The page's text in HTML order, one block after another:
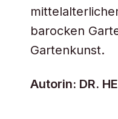
barocken
Gartenkunst.
Autorin: DR.